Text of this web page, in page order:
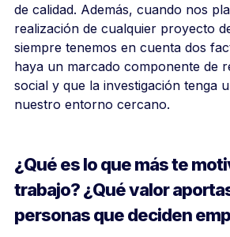
de calidad. Además, cuando nos
realización de cualquier proyecto
siempre tenemos en cuenta dos
haya un marcado componente de
social y que la investigación tenga
nuestro entorno cercano.
¿Qué es lo que más te
trabajo? ¿Qué valor
personas que deciden